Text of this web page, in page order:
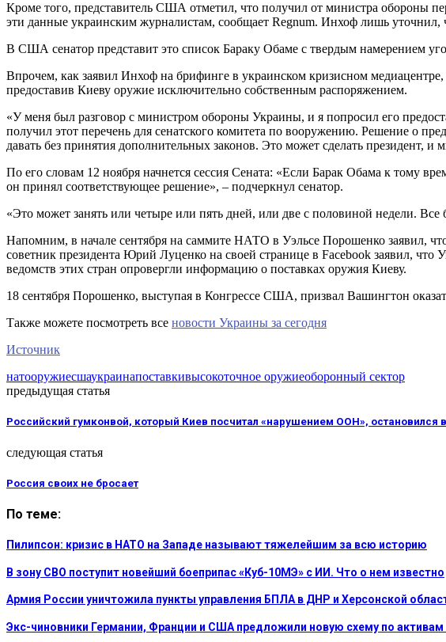
Кроме того, представитель США отметил, что получил от министра обороны
эти данные украинским журналистам, сообщает Regnum. Инхоф лишь уточнил,
В США сенатор представит это список Бараку Обаме с твердым намерением
Впрочем, как заявил Инхоф на брифинге в украинском кризисном
предоставив Киеву оружие исключительно собственным распоряжением.
«У меня был разговор с министром обороны Украины, и я попросил его
получил этот перечень для сенатского комитета по вооружению. Решение о
давать без принятия дополнительных законов. Это может сделать
По его словам 12 ноября начнется сессия Сената: «Если Барак Обама к тому
он принял соответствующее решение», – подчеркнул сенатор.
«Это может занять или четыре или пять дней, или две с половиной недели.
Напомним, в начале сентября на саммите НАТО в Уэльсе Порошенко заявил,
советник президента Юрий Луценко на своей странице в Facebook заявил,
ведомств этих стран опровергли информацию о поставках оружия Киеву.
18 сентября Порошенко, выступая в Конгрессе США, призвал Вашингтон
Также можете посмотреть все новости Украины за сегодня
Источник
натооружиесшаукраинапоставкивысокоточное оружиеоборонный сектор
предыдущая статья
Российский гумконвой, который Киев посчитал «нарушением ООН», остановился
следующая статья
Россия своих не бросает
По теме:
Пилипсон: кризис в НАТО на Западе называют тяжелейшим за всю историю
В зону СВО поступит новейший боеприпас «Куб-10МЭ» с ИИ. Что о нем известно
Армия России уничтожила пункты управления БПЛА в ДНР и Херсонской
Экс-чиновники Германии, Франции и США предложили новую схему по